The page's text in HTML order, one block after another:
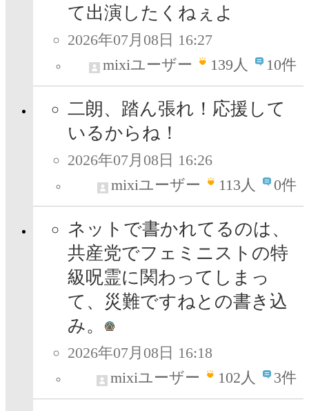
て出演したくねぇよ
2026年07月08日 16:27
mixiユーザー
139人 10件
二朗、踏ん張れ！応援して
いるからね！
2026年07月08日 16:26
mixiユーザー
113人 0件
ネットで書かれてるのは、
共産党でフェミニストの特
級呪霊に関わってしまっ
て、災難ですねとの書き込
み。
2026年07月08日 16:18
mixiユーザー
102人 3件